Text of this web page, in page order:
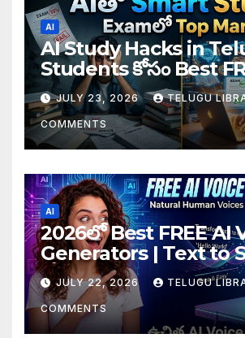
AI
AI Study Hacks in
Students కోసం Best
Tools & Smart Study
(2026)
JULY 23, 2026 TELUGU
COMMENTS
AI
2026లో Best FREE AI
Generators | Text to
కోసం Top 4 AI Tools
JULY 22, 2026 TELUGU
COMMENTS